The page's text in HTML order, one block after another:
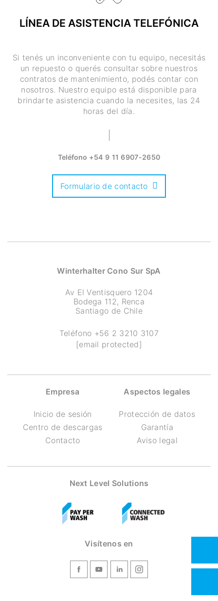
LÍNEA DE ASISTENCIA TELEFÓNICA
Si tenés un inconveniente con tu equipo, necesitás
un repuesto o querés consultar sobre nuestros
contratos de mantenimiento, podés contar con
nosotros. Nuestro equipo está disponible para
brindarte asistencia cuando la necesites, las 24
horas del día.
Teléfono +54 9 11 6907-2650
Formulario de contacto
Winterhalter Cono Sur SpA
Av El Ventisquero 1204
Bodega 112, Renca
Santiago de Chile
Teléfono +56 2 3210 3107
[email protected]
Empresa
Inicio de sesión
Centro de descargas
Contacto
Aspectos legales
Protección de datos
Garantía
Aviso legal
Next Level Solutions
Visítenos en